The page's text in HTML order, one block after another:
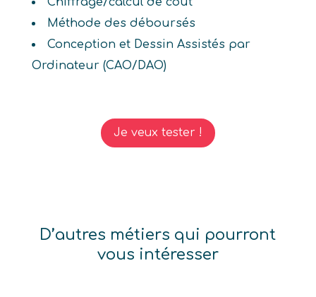
Méthode des déboursés
Conception et Dessin Assistés par
Ordinateur (CAO/DAO)
Je veux tester !
D’autres métiers qui pourront
vous intéresser